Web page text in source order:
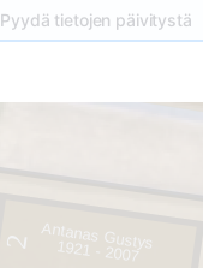
Pyydä tietojen päivitystä
1
2 Antanas Gustys
1921 - 2007